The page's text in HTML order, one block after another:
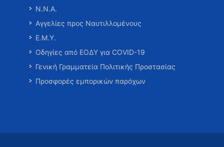
Ν.Ν.Α.
Αγγελίες προς Ναυτιλλομένους
Ε.Μ.Υ.
Οδηγίες από ΕΟΔΥ για COVID-19
Γενική Γραμματεία Πολιτικής Προστασίας
Προσφορές εμπορικών παρόχων